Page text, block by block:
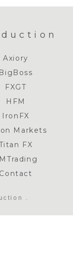
Axiory
BigBoss
FXGT
HFM
IronFX
Markets
FX
Contact
.